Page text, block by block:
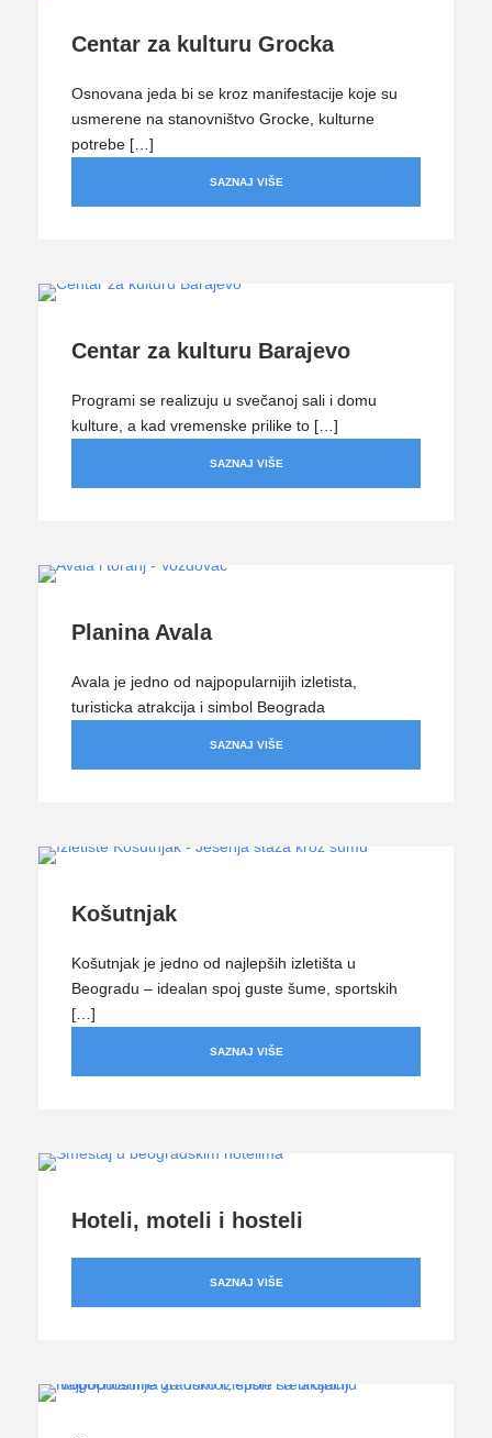
Centar za kulturu Grocka
Osnovana jeda bi se kroz manifestacije koje su
usmerene na stanovništvo Grocke, kulturne
potrebe […]
SAZNAJ VIŠE
Centar za kulturu Barajevo
Programi se realizuju u svečanoj sali i domu
kulture, a kad vremenske prilike to […]
SAZNAJ VIŠE
Planina Avala
Avala je jedno od najpopularnijih izletista,
turisticka atrakcija i simbol Beograda
SAZNAJ VIŠE
Košutnjak
Košutnjak je jedno od najlepših izletišta u
Beogradu – idealan spoj guste šume, sportskih
[…]
SAZNAJ VIŠE
Hoteli, moteli i hosteli
SAZNAJ VIŠE